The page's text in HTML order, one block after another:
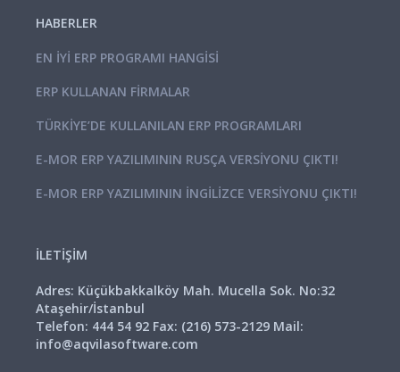
HABERLER
EN İYI ERP PROGRAMI HANGISI
ERP KULLANAN FIRMALAR
TÜRKIYE’DE KULLANILAN ERP PROGRAMLARI
E-MOR ERP YAZILIMININ RUSÇA VERSIYONU ÇIKTI!
E-MOR ERP YAZILIMININ İNGİLİZCE VERSIYONU ÇIKTI!
İLETİŞİM
Adres: Küçükbakkalköy Mah. Mucella Sok. No:32
Ataşehir/İstanbul
Telefon: 444 54 92 Fax: (216) 573-2129 Mail:
info@aqvilasoftware.com